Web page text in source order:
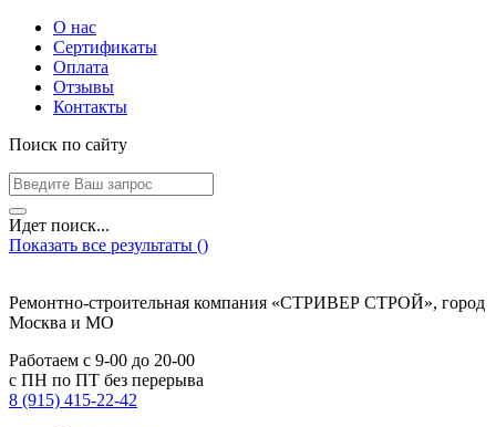
О нас
Сертификаты
Оплата
Отзывы
Контакты
Поиск по сайту
Идет поиск...
Показать все результаты ()
Ремонтно-строительная компания «СТРИВЕР СТРОЙ», город
Москва и МО
Работаем с 9-00 до 20-00
с ПН по ПТ без перерыва
8 (915) 415-22-42